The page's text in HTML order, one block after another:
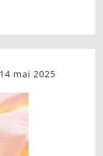
mai 2025